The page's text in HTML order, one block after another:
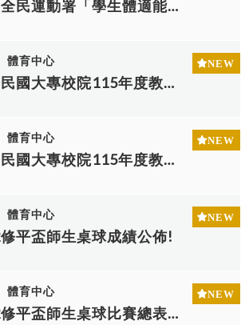
公布-運動部全民運動署「學生體適能網站」之「學生運動與跑步」上傳與查詢功能訂於115年9月30日起停止服務，敬請通知學生於期限前自行下載備份個人歷史資料，請查照...
體育中心
公布-「中華民國大專校院115年度教職員工羽球聯誼賽」競賽規程乙份，敬請鼓勵所屬踴躍報名參賽!
體育中心
公布-「中華民國大專校院115年度教職員工高爾夫聯誼賽」競賽規程乙份，敬請鼓勵所屬踴躍報名參賽!
體育中心
平盃師生桌球成績公佈!
體育中心
公佈:-114-2修平盃師生桌球比賽總表,5/18-5/26中午比賽!